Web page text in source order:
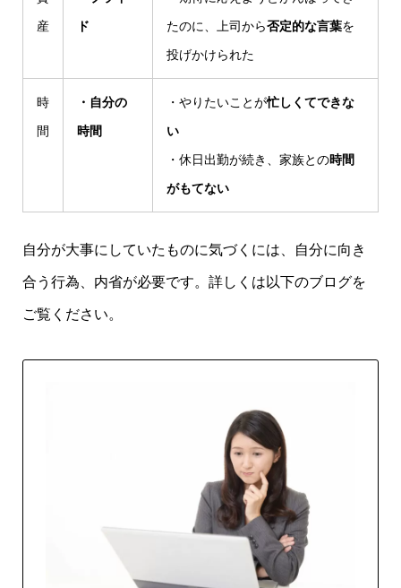
産
ド
たのに、上司から否定的な言葉を
投げかけられた
時
間
・自分の
時間
・やりたいことが忙しくてできな
い
・休日出勤が続き、家族との時間
がもてない
自分が大事にしていたものに気づくには、自分に向き
合う行為、内省が必要です。詳しくは以下のブログを
ご覧ください。